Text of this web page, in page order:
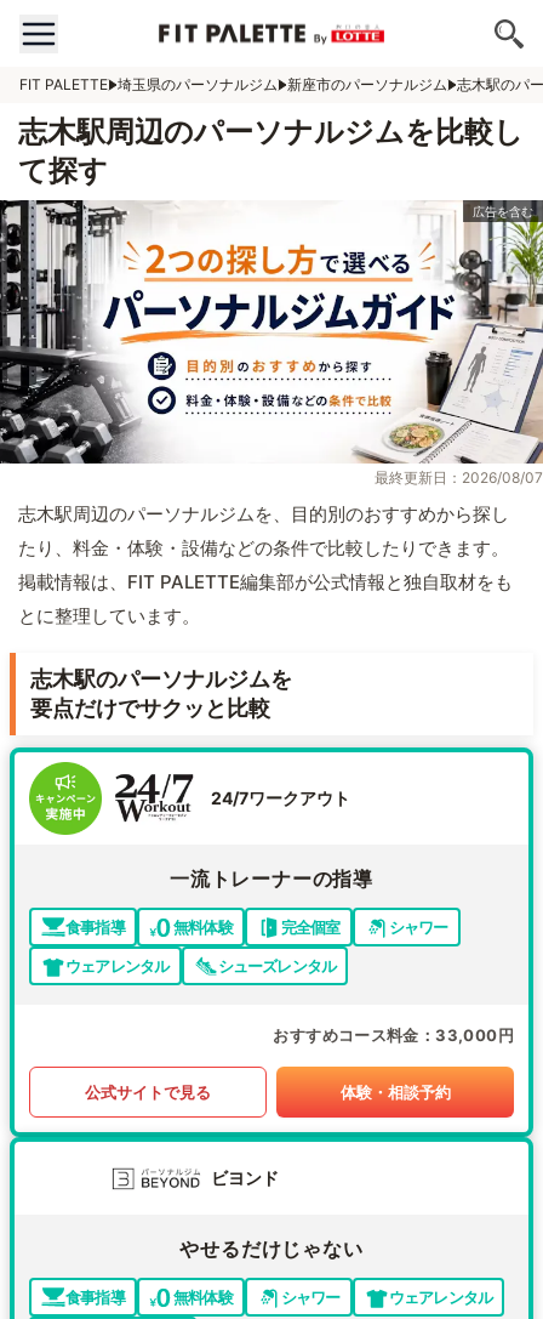
FIT PALETTE 埼玉県のパーソナルジム 新座市のパーソナルジム 志木駅のパ
志木駅周辺のパーソナルジムを比較し
て探す
最終更新日：2026/08/07
志木駅周辺のパーソナルジムを、目的別のおすすめから探し
たり、料金・体験・設備などの条件で比較したりできます。
掲載情報は、FIT PALETTE編集部が公式情報と独自取材をも
とに整理しています。
志木駅のパーソナルジムを
要点だけでサクッと比較
24/7ワークアウト
一流トレーナーの指導
食事指導 無料体験 完全個室
シャワー
ウェアレンタル
シューズレンタル
おすすめコース料金 33,000円
公式サイトで見る 体験・相談予約
ビヨンド
やせるだけじゃない
食事指導 無料体験 シャワー
ウェアレンタル